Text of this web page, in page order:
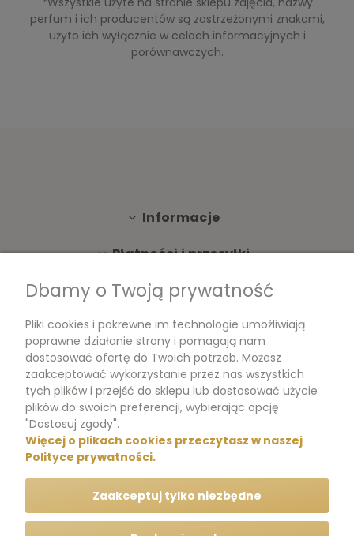
perfum i ich producentów są zastrzeżonymi znakami,
użyto ich wyłącznie w celach informacyjnych i
porównawczych.
Informacje
Płatności i przesyłki
Moje konto
Dokumenty
m.me/perfumikpl
+48 570 704 000
+48 570 704 444
kontakt@perfumik.pl
Dbamy o Twoją prywatność
Pliki cookies i pokrewne im technologie umożliwiają
poprawne działanie strony i pomagają nam
dostosować ofertę do Twoich potrzeb. Możesz
zaakceptować wykorzystanie przez nas wszystkich
tych plików i przejść do sklepu lub dostosować użycie
plików do swoich preferencji, wybierając opcję
"Dostosuj zgody".
Więcej o plikach cookies przeczytasz w naszej
Polityce prywatności.
Zaakceptuj tylko niezbędne